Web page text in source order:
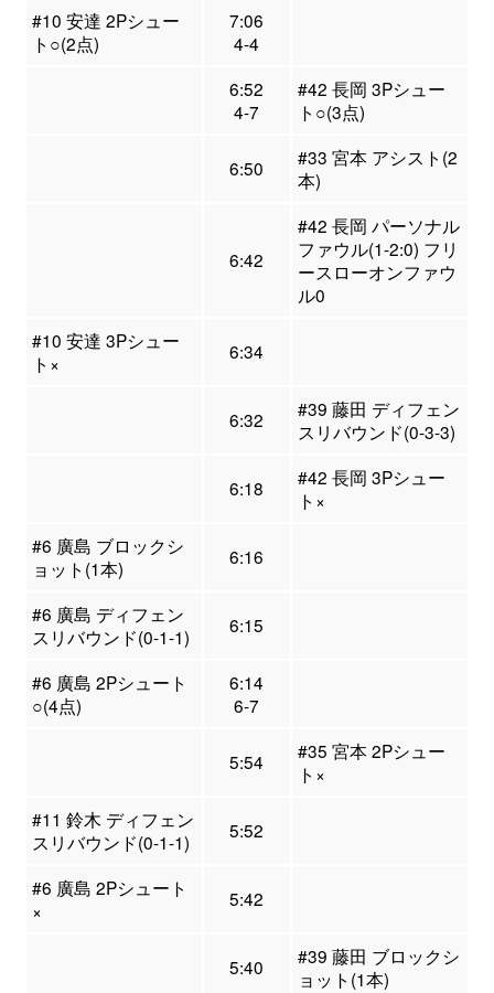
#10 安達 2Pシュー
ト○(2点)
7:06
4-4
6:52
4-7
#42 長岡 3Pシュー
ト○(3点)
6:50
#33 宮本 アシスト(2
本)
6:42
#42 長岡 パーソナル
ファウル(1-2:0) フリ
ースローオンファウ
ル0
#10 安達 3Pシュー
ト×
6:34
6:32
#39 藤田 ディフェン
スリバウンド(0-3-3)
6:18
#42 長岡 3Pシュー
ト×
#6 廣島 ブロックシ
ョット(1本)
6:16
#6 廣島 ディフェン
スリバウンド(0-1-1)
6:15
#6 廣島 2Pシュート
○(4点)
6:14
6-7
5:54
#35 宮本 2Pシュー
ト×
#11 鈴木 ディフェン
スリバウンド(0-1-1)
5:52
#6 廣島 2Pシュート
×
5:42
5:40
#39 藤田 ブロックシ
ョット(1本)